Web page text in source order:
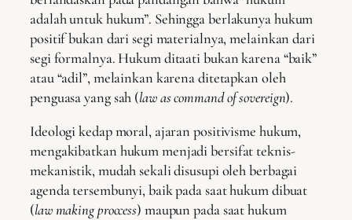
adalah untuk hukum”. Sehingga berlakunya hukum
positif bukan dari segi materialnya, melainkan dari
segi formalnya. Hukum ditaati bukan karena “baik”
atau “adil”, melainkan karena ditetapkan oleh
penguasa yang sah (law as command of sovereign).
Ideologi kedap moral, ajaran positivisme hukum,
mengakibatkan hukum menjadi bersifat teknis-
mekanistik, mudah sekali disusupi oleh berbagai
agenda tersembunyi, baik pada saat hukum dibuat
(law making proccess) maupun pada saat hukum